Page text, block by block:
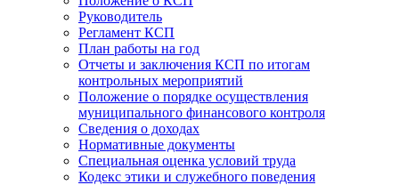
Руководитель
Регламент КСП
План работы на год
Отчеты и заключения КСП по итогам
контрольных мероприятий
Положение о порядке осуществления
муниципального финансового контроля
Сведения о доходах
Нормативные документы
Специальная оценка условий труда
Кодекс этики и служебного поведения